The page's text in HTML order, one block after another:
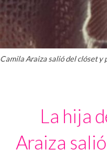
Camila Araiza salió del clóset y
La hija
Araiza